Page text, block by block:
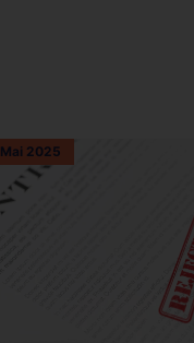
Mai 2025